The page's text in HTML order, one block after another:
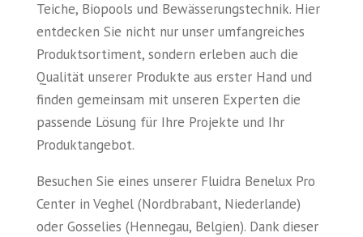
Teiche, Biopools und Bewässerungstechnik. Hier
entdecken Sie nicht nur unser umfangreiches
Produktsortiment, sondern erleben auch die
Qualität unserer Produkte aus erster Hand und
finden gemeinsam mit unseren Experten die
passende Lösung für Ihre Projekte und Ihr
Produktangebot.
Besuchen Sie eines unserer Fluidra Benelux Pro
Center in Veghel (Nordbrabant, Niederlande)
oder Gosselies (Hennegau, Belgien). Dank dieser